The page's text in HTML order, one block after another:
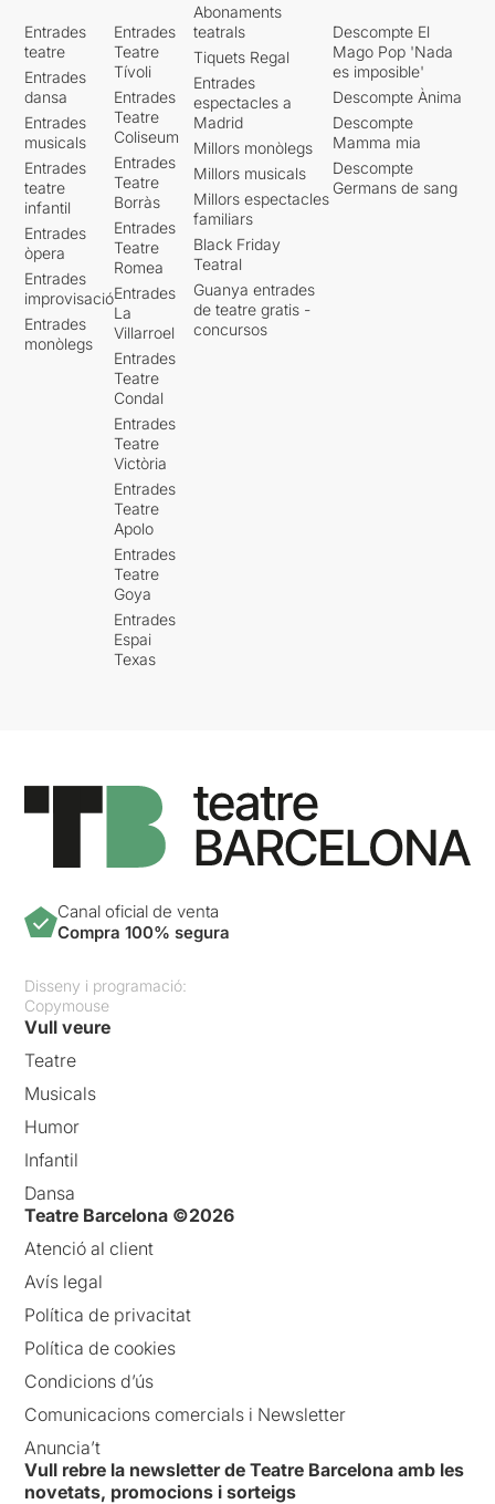
Entrades
teatre
Entrades
dansa
Entrades
musicals
Entrades
teatre
infantil
Entrades
òpera
Entrades
improvisació
Entrades
monòlegs
Entrades
Teatre
Tívoli
Entrades
Teatre
Coliseum
Entrades
Teatre
Borràs
Entrades
Teatre
Romea
Entrades
La
Villarroel
Entrades
Teatre
Condal
Entrades
Teatre
Victòria
Entrades
Teatre
Apolo
Entrades
Teatre
Goya
Entrades
Espai
Texas
Abonaments
teatrals
Tiquets Regal
Entrades
espectacles a
Madrid
Millors monòlegs
Millors musicals
Millors espectacles
familiars
Black Friday
Teatral
Guanya entrades
de teatre gratis -
concursos
Descompte El
Mago Pop 'Nada
es imposible'
Descompte Ànima
Descompte
Mamma mia
Descompte
Germans de sang
Canal oficial de venta
Compra 100% segura
Disseny i programació:
Copymouse
Vull veure
Teatre
Musicals
Humor
Infantil
Dansa
Teatre Barcelona ©2026
Atenció al client
Avís legal
Política de privacitat
Política de cookies
Condicions d’ús
Comunicacions comercials i Newsletter
Anuncia’t
Vull rebre la newsletter de Teatre Barcelona amb les
novetats, promocions i sorteigs